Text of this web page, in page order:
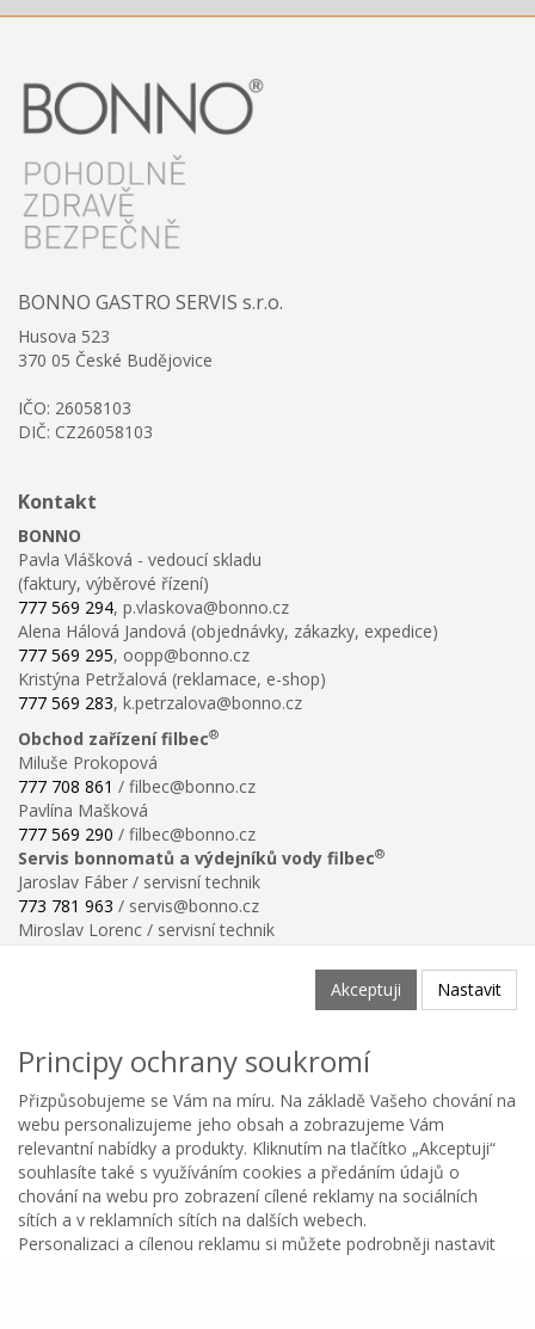
BONNO GASTRO SERVIS s.r.o.
Husova 523
370 05 České Budějovice
IČO: 26058103
DIČ: CZ26058103
Kontakt
BONNO
Pavla Vlášková - vedoucí skladu
(faktury, výběrové řízení)
777 569 294, p.vlaskova@bonno.cz
Alena Hálová Jandová (objednávky, zákazky, expedice)
777 569 295, oopp@bonno.cz
Kristýna Petržalová (reklamace, e-shop)
777 569 283, k.petrzalova@bonno.cz
Obchod zařízení filbec®
Miluše Prokopová
777 708 861 / filbec@bonno.cz
Pavlína Mašková
777 569 290 / filbec@bonno.cz
Servis bonnomatů a výdejníků vody filbec®
Jaroslav Fáber / servisní technik
773 781 963 / servis@bonno.cz
Miroslav Lorenc / servisní technik
Ochrana osobních údajů
Poučení o právu na odstoupení od smlouvy
Reklamační řád
Reklamační protokol ke stažení
Velikostní tabulka
Nastavení soukromí
Odstoupení od smlouvy
Copyright © BONNO GASTRO SERVIS s.r.o. 2026
Kategorie Oblíbené Menu Košík
Akceptuji Nastavit
Principy ochrany soukromí
Přizpůsobujeme se Vám na míru. Na základě Vašeho chování na
webu personalizujeme jeho obsah a zobrazujeme Vám
relevantní nabídky a produkty. Kliknutím na tlačítko „Akceptuji“
souhlasíte také s využíváním cookies a předáním údajů o
chování na webu pro zobrazení cílené reklamy na sociálních
sítích a v reklamních sítích na dalších webech.
Personalizaci a cílenou reklamu si můžete podrobněji nastavit